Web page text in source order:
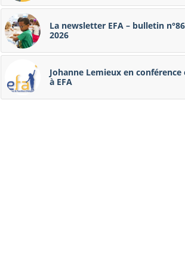
La newsletter EFA – bulletin
2026
Johanne Lemieux en
à EFA